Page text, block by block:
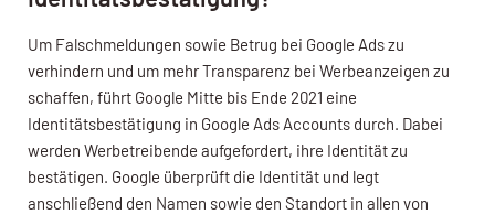
Um Falschmeldungen sowie Betrug bei Google Ads zu
verhindern und um mehr Transparenz bei Werbeanzeigen zu
schaffen, führt Google Mitte bis Ende 2021 eine
Identitätsbestätigung in Google Ads Accounts durch. Dabei
werden Werbetreibende aufgefordert, ihre Identität zu
bestätigen. Google überprüft die Identität und legt
anschließend den Namen sowie den Standort in allen von